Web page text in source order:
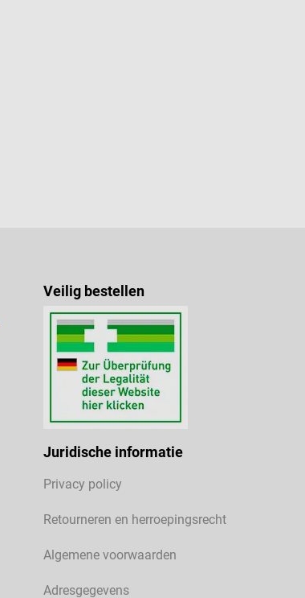
Veilig bestellen
Juridische informatie
Privacy policy
Retourneren en herroepingsrecht
Algemene voorwaarden
Adresgegevens